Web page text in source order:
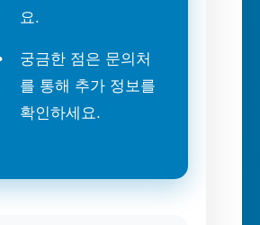
요.
궁금한 점은 문의처
를 통해 추가 정보를
확인하세요.